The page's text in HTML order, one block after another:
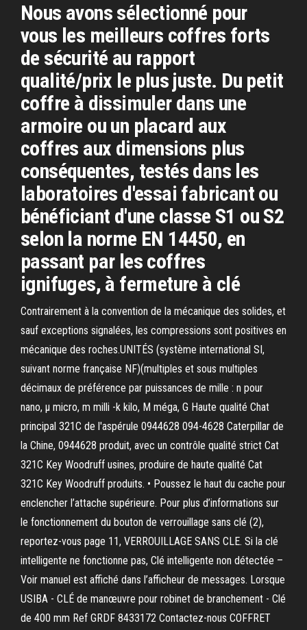
Nous avons sélectionné pour
vous les meilleurs coffres forts
de sécurité au rapport
qualité/prix le plus juste. Du petit
coffre à dissimuler dans une
armoire ou un placard aux
coffres aux dimensions plus
conséquentes, testés dans les
laboratoires d'essai fabricant ou
bénéficiant d'une classe S1 ou S2
selon la norme EN 14450, en
passant par les coffres
ignifuges, à fermeture à clé
Contrairement à la convention de la mécanique des solides, et
sauf exceptions signalées, les compressions sont positives en
mécanique des roches.UNITÉS (système international SI,
suivant norme française NF)(multiples et sous multiples
décimaux de préférence par puissances de mille : n pour
nano, µ micro, m milli -k kilo, M méga, G Haute qualité Chat
principal 321C de l'aspérule 0944628 094-4628 Caterpillar de
la Chine, 0944628 produit, avec un contrôle qualité strict Cat
321C Key Woodruff usines, produire de haute qualité Cat
321C Key Woodruff produits. • Poussez le haut du cache pour
enclencher l’attache supérieure. Pour plus d’informations sur
le fonctionnement du bouton de verrouillage sans clé (2),
reportez-vous page 11, VERROUILLAGE SANS CLE. Si la clé
intelligente ne fonctionne pas, Clé intelligente non détectée –
Voir manuel est affiché dans l’afficheur de messages. Lorsque
USIBA - CLÉ de manœuvre pour robinet de branchement - Clé
de 400 mm Ref GRDF 8433172 Contactez-nous COFFRET